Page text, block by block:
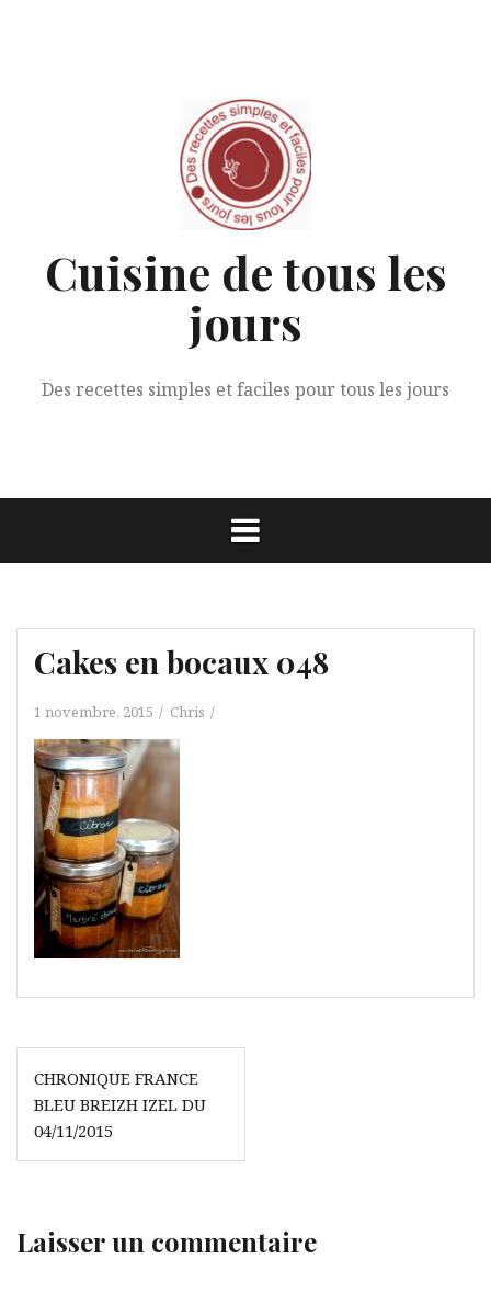
Cuisine de tous les
jours
Des recettes simples et faciles pour tous les jours
Cakes en bocaux 048
1 novembre, 2015 Chris
Navigation
de
l’article
CHRONIQUE FRANCE
BLEU BREIZH IZEL DU
04/11/2015
Laisser un commentaire